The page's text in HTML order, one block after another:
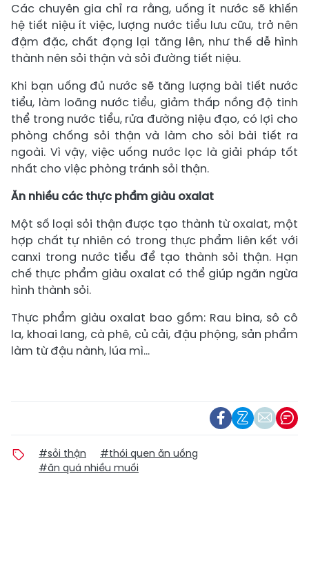
Các chuyên gia chỉ ra rằng, uống ít nước sẽ khiến
hệ tiết niệu ít việc, lượng nước tiểu lưu cữu, trở nên
đậm đặc, chất đọng lại tăng lên, như thế dễ hình
thành nên sỏi thận và sỏi đường tiết niệu.
Khi bạn uống đủ nước sẽ tăng lượng bài tiết nước
tiểu, làm loãng nước tiểu, giảm thấp nồng độ tinh
thể trong nước tiểu, rửa đường niệu đạo, có lợi cho
phòng chống sỏi thận và làm cho sỏi bài tiết ra
ngoài. Vì vậy, việc uống nước lọc là giải pháp tốt
nhất cho việc phòng tránh sỏi thận.
Ăn nhiều các thực phẩm giàu oxalat
Một số loại sỏi thận được tạo thành từ oxalat, một
hợp chất tự nhiên có trong thực phẩm liên kết với
canxi trong nước tiểu để tạo thành sỏi thận. Hạn
chế thực phẩm giàu oxalat có thể giúp ngăn ngừa
hình thành sỏi.
Thực phẩm giàu oxalat bao gồm: Rau bina, sô cô
la, khoai lang, cà phê, củ cải, đậu phộng, sản phẩm
làm từ đậu nành, lúa mì...
#sỏi thận
#thói quen ăn uống
#ăn quá nhiều muối